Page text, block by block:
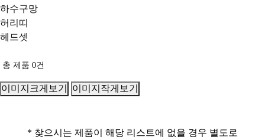
하수구망
허리띠
헤드셋
총 제품 0건
이미지크게보기 이미지작게보기
* 찾으시는 제품이 해당 리스트에 없을 경우 별도로